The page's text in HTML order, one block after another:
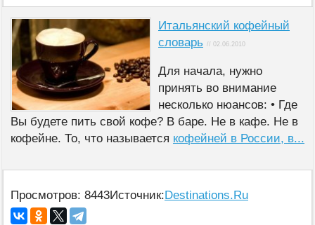
Итальянский кофейный
словарь // 02.06.2010
Для начала, нужно
принять во внимание
несколько нюансов: • Где
Вы будете пить свой кофе? В баре. Не в кафе. Не в
кофейне. То, что называется кофейней в России, в...
Просмотров: 8443Источник:Destinations.Ru